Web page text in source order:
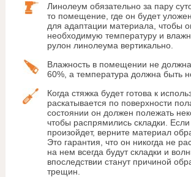
Линолеум обязательно за пару
то помещение, где он будет
для адаптации материала, чтобы
необходимую температуру и
рулон линолеума вертикально.
Влажность в помещении не
60%, а температура должна быть
Когда стяжка будет готова к
раскатывается по поверхности
состоянии он должен полежать
чтобы распрямились складки. Если
произойдет, верните материал
Это гарантия, что он никогда не
на нем всегда будут складки и
впоследствии станут причиной
трещин.